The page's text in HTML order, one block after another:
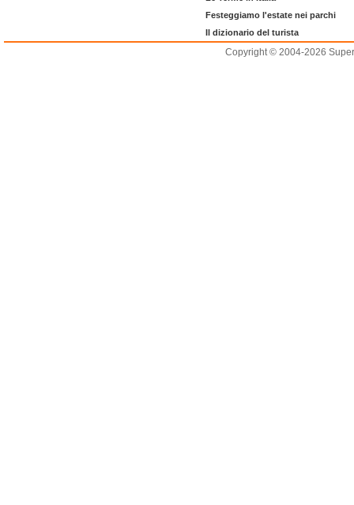
Festeggiamo l'estate nei parchi
Il dizionario del turista
Copyright © 2004-2026